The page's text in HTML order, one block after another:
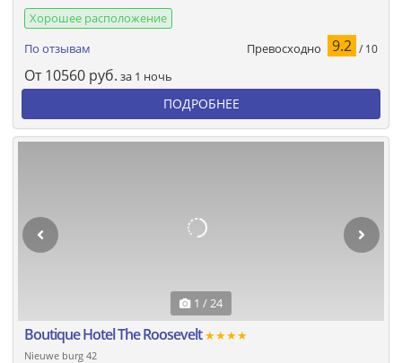
Хорошее расположение
По отзывам
Превосходно 9.2 / 10
От 10560 руб. за 1 ночь
ПОДРОБНЕЕ
1 / 24
Boutique Hotel The Roosevelt★★★★
Nieuwe burg 42